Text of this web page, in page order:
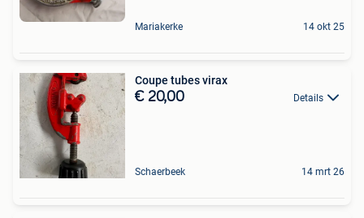
Mariakerke 14 okt 25
Coupe tubes virax
€ 20,00 Details
Schaerbeek 14 mrt 26